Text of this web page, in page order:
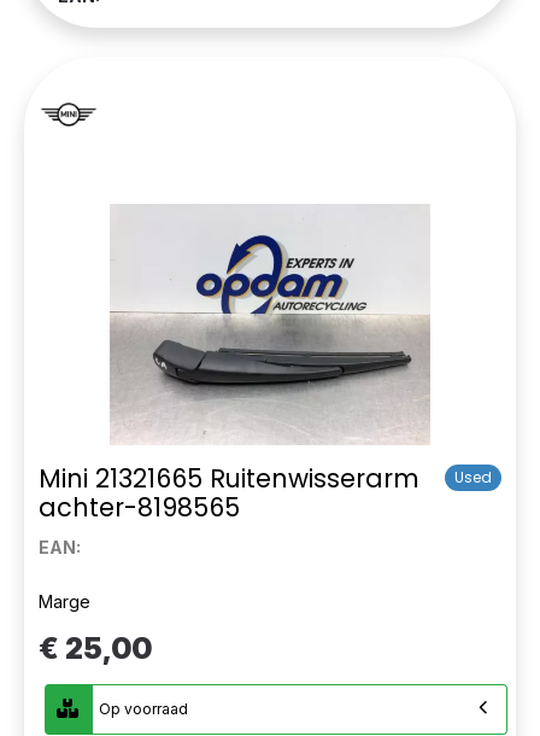
Mini 21321665 Ruitenwisserarm
achter-8198565
Used
EAN:
Marge
€ 25,00
Op voorraad